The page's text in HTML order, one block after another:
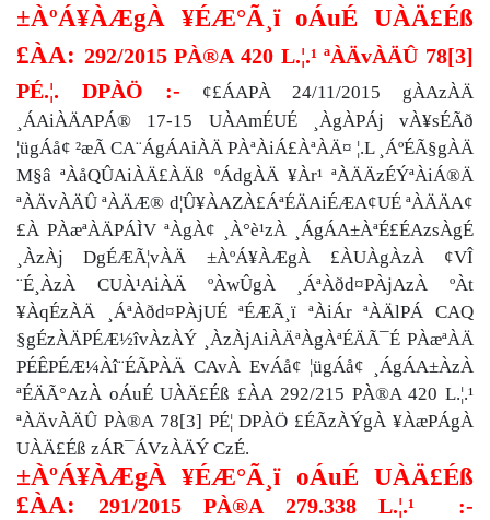
±ÀºÁ¥ÀÆgÀ ¥ÉÆ°Ã¸ï oÁuÉ UÀÄ£Éß
£ÀA: 292/2015PÀ®A 420 L.¦.¹ ªÀÄvÀÄÛ 78[3]
PÉ.¦. DPÀÖ :-
¢£ÁAPÀ 24/11/2015 gÀAzÀÄ
¸ÁAiÀÄAPÁ® 17-15 UÀAmÉUÉ ¸ÀgÀPÁj vÀ¥sÉÃð
¦ügÁå¢ ²æÃ CA¨ÁgÁAiÀÄ PÀªÀiÁ£ÀªÀÄ¤ ¦.L ¸ÁºÉÃ§gÀÄ
M§â ªÀåQÛAiÀÄ£ÀÄß ºÁdgÀÄ ¥Àr¹ ªÀÄÄzÉÝªÀiÁ®Ä
ªÀÄvÀÄÛ ªÀÄÆ® d¦Û¥ÀAZÀ£ÁªÉÄAiÉÆA¢UÉ ªÀÄÄA¢
£À PÀæªÀÄPÁÌV ªÀgÀ¢ ¸À°è¹zÀ ¸ÁgÁA±ÀªÉ£ÉAzsÀgÉ
¸ÀzÀj DgÉÆÃ¦vÀÄ ±ÀºÁ¥ÀÆgÀ £ÀUÀgÀzÀ ¢VÎ
¨É¸ÀzÀ CUÀ¹AiÀÄ ºÀwÛgÀ ¸ÁªÀðd¤PÀjAzÀ ºÀt
¥ÀqÉzÀÄ ¸ÁªÀðd¤PÀjUÉ ªÉÆÃ¸ï ªÀiÁr ªÀÄlPÁ CAQ
§gÉzÀÄPÉÆ½îvÀzÀÝ ¸ÀzÀjAiÀÄªÀgÀªÉÄÃ¯É PÀæªÀÄ
PÉÊPÉÆ¼Àî¨ÉÃPÀÄ CAvÀ EvÁå¢ ¦ügÁå¢ ¸ÁgÁA±ÀzÀ
ªÉÄÃ°AzÀ oÁuÉ UÀÄ£Éß £ÀA 292/215 PÀ®A 420 L.¦.¹
ªÀÄvÀÄÛ PÀ®A 78[3] PÉ¦ DPÀÖ £ÉÃzÀÝgÀ ¥ÀæPÁgÀ
UÀÄ£Éß zÁR¯ÁVzÀÄÝ CzÉ.
±ÀºÁ¥ÀÆgÀ¥ÉÆ°Ã¸ï oÁuÉUÀÄ£Éß
£ÀA:291/2015PÀ®A 279.338 L.¦.¹ :-